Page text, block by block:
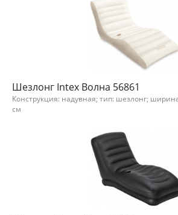
Шезлонг Intex Волна 56861
Конструкция: надувная; тип: шезлонг;
см